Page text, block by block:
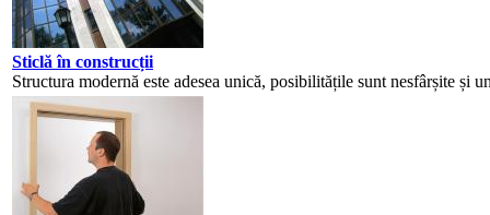
Sticlă în construcții
Structura modernă este adesea unică, posibilitățile sunt nesfârșite și